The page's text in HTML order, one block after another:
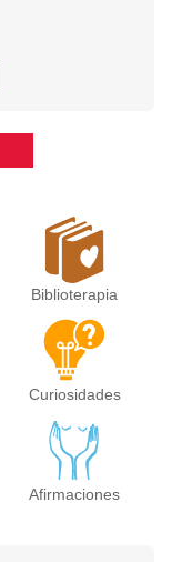
Biblioterapia
Curiosidades
Afirmaciones